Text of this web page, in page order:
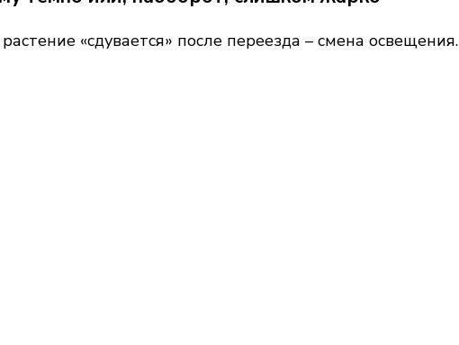
«сдувается» после переезда – смена освещения.